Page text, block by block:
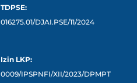
TDPSE:
016275.01/DJAI.PSE/11/2024
Izin LKP:
0009/IPSPNFI/XII/2023/DPMPT